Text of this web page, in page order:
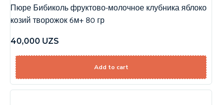
Пюре Бибиколь фруктово-молочное клубника яблоко
козий творожок 6м+ 80 гр
40,000 UZS
Add to cart